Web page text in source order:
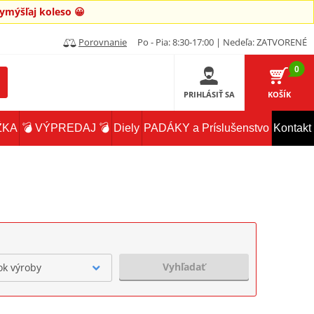
koleso 😀
Porovnanie Po - Pia: 8:30-17:00 | Nedeľa: ZATVORENÉ
PRIHLÁSIŤ SA
0
KOŠÍK
💣 VÝPREDAJ 💣 Diely PADÁKY a Príslušenstvo Kontakt
výroby Vyhľadať